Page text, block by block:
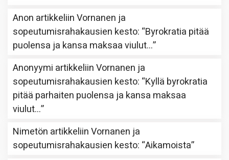
Anon artikkeliinVornanen ja
sopeutumisrahakausien kesto: “Byrokratia pitää
puolensa ja kansa maksaa viulut…”
Anonyymi artikkeliinVornanen ja
sopeutumisrahakausien kesto: “Kyllä byrokratia
pitää parhaiten puolensa ja kansa maksaa
viulut…”
Nimetön artikkeliinVornanen ja
sopeutumisrahakausien kesto: “Aikamoista”